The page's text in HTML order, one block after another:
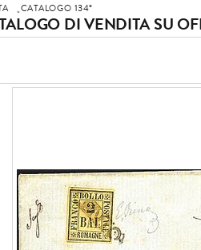
CATALOGO 134°
DI VENDITA SU